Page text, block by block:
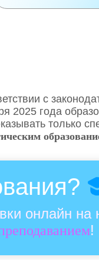
с
2025 года
только
онлайн на
!